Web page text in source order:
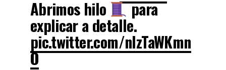
Abrimos hilo para
explicar a detalle.
pic.twitter.com/nIzTaWKmn
O